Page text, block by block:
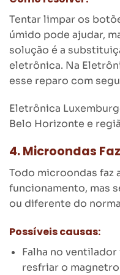
Tentar limpar os
úmido pode ajudar,
solução é a
eletrônica. Na
esse reparo com
Eletrônica
Belo Horizonte e
4. Microondas
Todo microondas faz
funcionamento, mas
ou diferente do
Possíveis causas:
Falha no
resfriar o